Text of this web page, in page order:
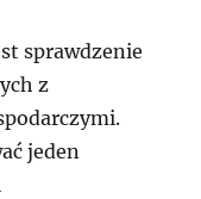
sprawdzenie
z
jeden